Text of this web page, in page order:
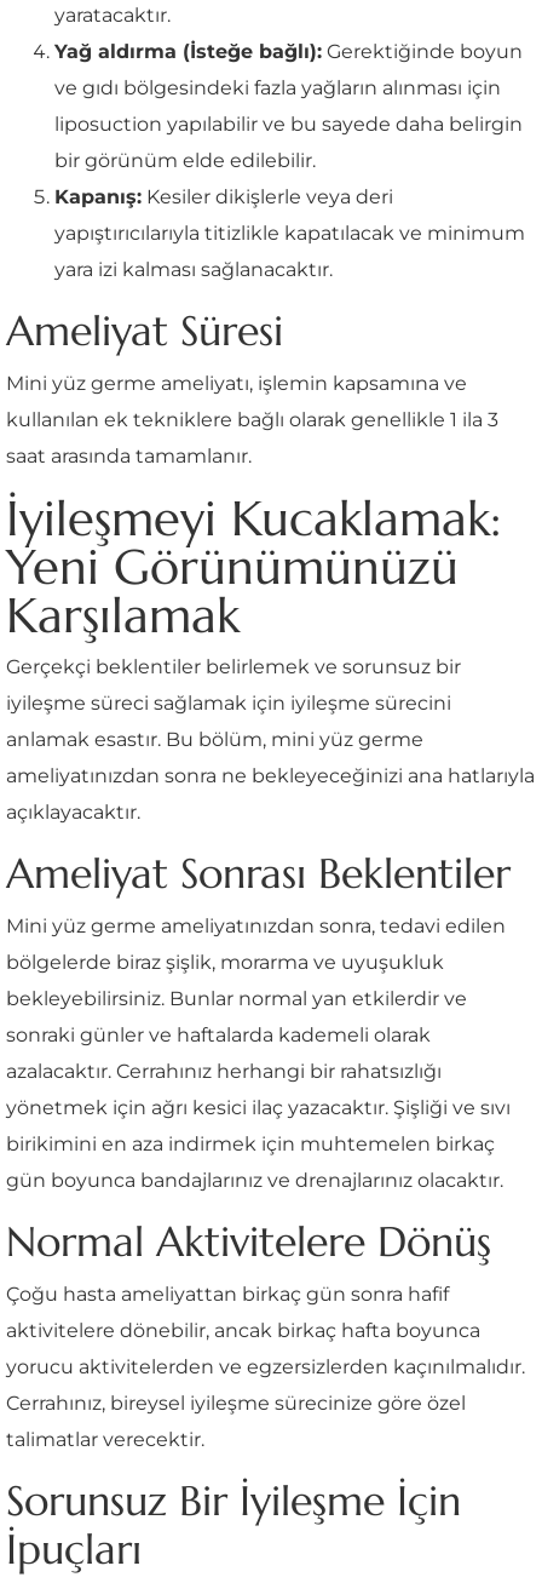
yaratacaktır.
Yağ aldırma (İsteğe bağlı): Gerektiğinde boyun
ve gıdı bölgesindeki fazla yağların alınması için
liposuction yapılabilir ve bu sayede daha belirgin
bir görünüm elde edilebilir.
Kapanış: Kesiler dikişlerle veya deri
yapıştırıcılarıyla titizlikle kapatılacak ve minimum
yara izi kalması sağlanacaktır.
Ameliyat Süresi
Mini yüz germe ameliyatı, işlemin kapsamına ve
kullanılan ek tekniklere bağlı olarak genellikle 1 ila 3
saat arasında tamamlanır.
İyileşmeyi Kucaklamak:
Yeni Görünümünüzü
Karşılamak
Gerçekçi beklentiler belirlemek ve sorunsuz bir
iyileşme süreci sağlamak için iyileşme sürecini
anlamak esastır. Bu bölüm, mini yüz germe
ameliyatınızdan sonra ne bekleyeceğinizi ana hatlarıyla
açıklayacaktır.
Ameliyat Sonrası Beklentiler
Mini yüz germe ameliyatınızdan sonra, tedavi edilen
bölgelerde biraz şişlik, morarma ve uyuşukluk
bekleyebilirsiniz. Bunlar normal yan etkilerdir ve
sonraki günler ve haftalarda kademeli olarak
azalacaktır. Cerrahınız herhangi bir rahatsızlığı
yönetmek için ağrı kesici ilaç yazacaktır. Şişliği ve sıvı
birikimini en aza indirmek için muhtemelen birkaç
gün boyunca bandajlarınız ve drenajlarınız olacaktır.
Normal Aktivitelere Dönüş
Çoğu hasta ameliyattan birkaç gün sonra hafif
aktivitelere dönebilir, ancak birkaç hafta boyunca
yorucu aktivitelerden ve egzersizlerden kaçınılmalıdır.
Cerrahınız, bireysel iyileşme sürecinize göre özel
talimatlar verecektir.
Sorunsuz Bir İyileşme İçin
İpuçları